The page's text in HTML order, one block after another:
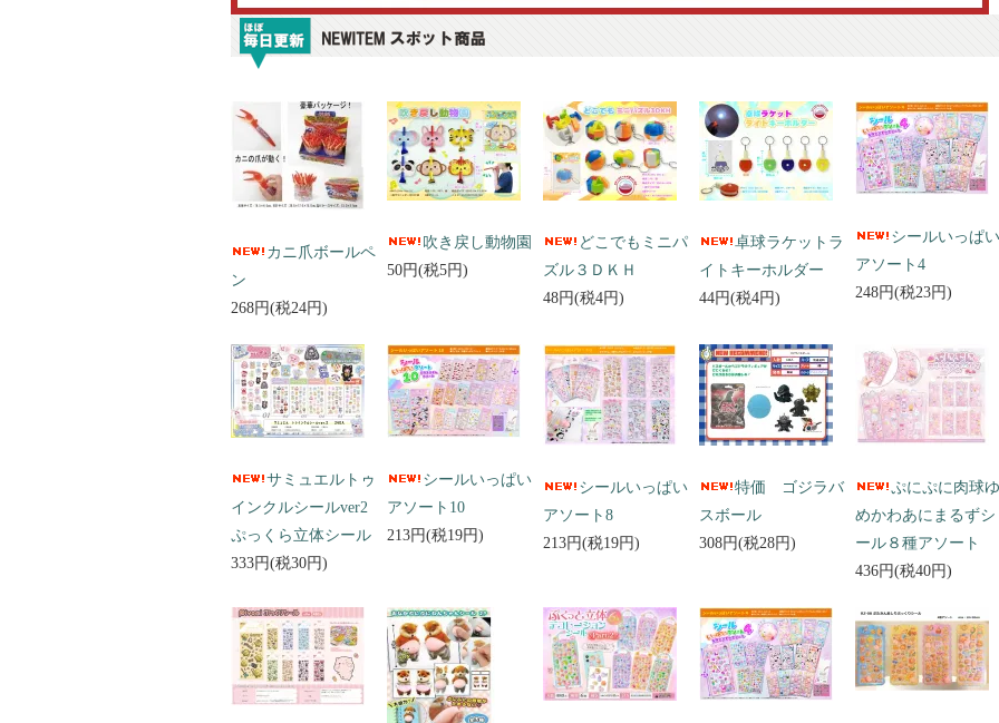
カニ爪ボールペ
ン
268円(税24円)
吹き戻し動物園
50円(税5円)
どこでもミニパ
ズル３ＤＫＨ
48円(税4円)
卓球ラケットラ
イトキーホルダー
44円(税4円)
シールいっぱい
アソート4
248円(税23円)
サミュエルトゥ
インクルシールver2
ぷっくら立体シール
333円(税30円)
シールいっぱい
アソート10
213円(税19円)
シールいっぱい
アソート8
213円(税19円)
特価 ゴジラバ
スボール
308円(税28円)
ぷにぷに肉球ゆ
めかわあにまるずシ
ール８種アソート
436円(税40円)